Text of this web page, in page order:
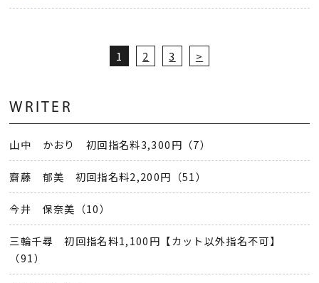
1 2 3 >
WRITER
山中 かおり 初回指名料3,300円（7）
齋藤 郁美 初回指名料2,200円（51）
今井 保奈美（10）
三輪千尋 初回指名料1,100円【カット以外指名不可】
（91）